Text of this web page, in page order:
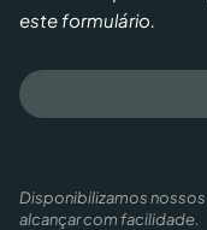
este formulário.
Disponibilizamos
alcançar com facilidade.